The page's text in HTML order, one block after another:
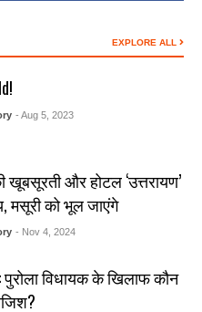
EXPLORE ALL
- Aug 5, 2023
खूबसूरती और होटल ‘उत्तरायण’
मसूरी को भूल जाएंगे
- Nov 4, 2024
पुरोला विधायक के खिलाफ कौन